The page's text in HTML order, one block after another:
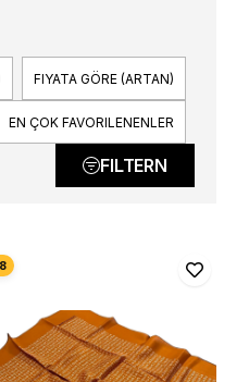
FIYATA GÖRE (ARTAN)
EN ÇOK FAVORILENENLER
FILTERN